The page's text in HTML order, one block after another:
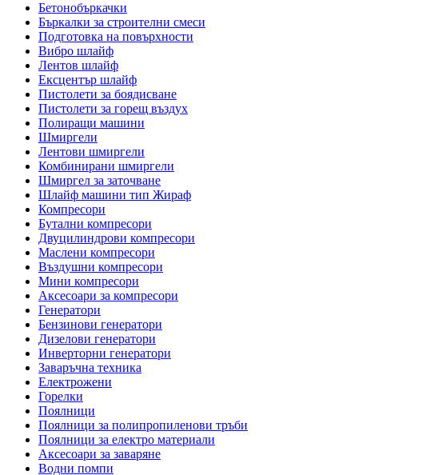
Бетонобъркачки
Бъркалки за строителни смеси
Подготовка на повърхности
Вибро шлайф
Лентов шлайф
Ексцентър шлайф
Пистолети за боядисване
Пистолети за горещ въздух
Полиращи машини
Шмиргели
Лентови шмиргели
Комбинирани шмиргели
Шмиргел за заточване
Шлайф машини тип Жираф
Компресори
Бутални компресори
Двуцилиндрови компресори
Маслени компресори
Въздушни компресори
Мини компресори
Аксесоари за компресори
Генератори
Бензинови генератори
Дизелови генератори
Инверторни генератори
Заваръчна техника
Електрожени
Горелки
Поялници
Поялници за полипропиленови тръби
Поялници за електро материали
Аксесоари за заваряне
Водни помпи